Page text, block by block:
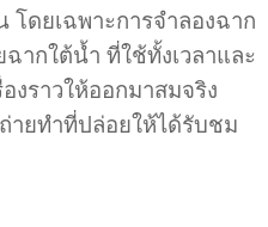
โดยเฉพาะการจำลองฉาก
ากใต้น้ำ ที่ใช้ทั้งเวลาและ
งราวให้ออกมาสมจริง
ายทำที่ปล่อยให้ได้รับชม